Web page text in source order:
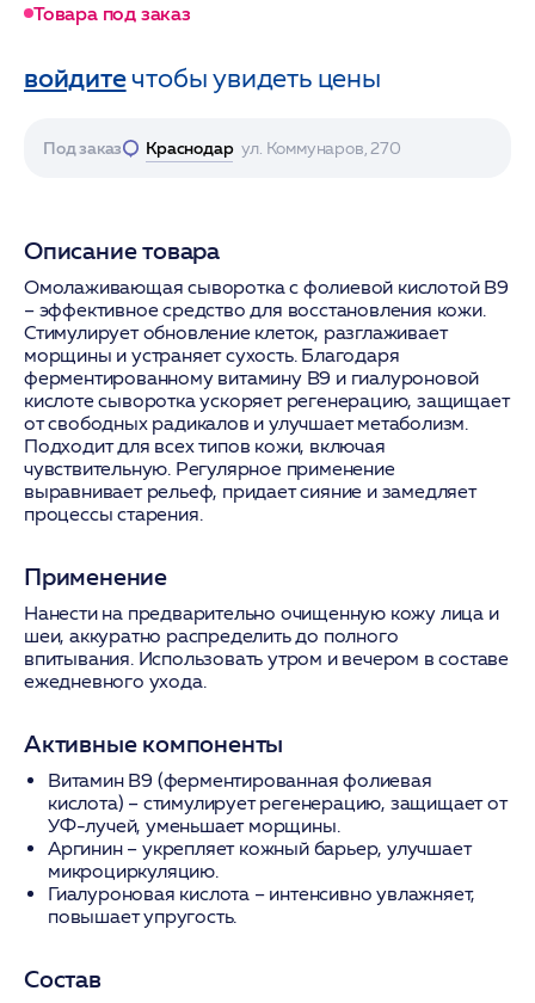
Товара под заказ
войдитечтобы увидеть цены
Под заказ Краснодар ул. Коммунаров, 270
Описание товара
Омолаживающая сыворотка с фолиевой кислотой B9
– эффективное средство для восстановления кожи.
Стимулирует обновление клеток, разглаживает
морщины и устраняет сухость. Благодаря
ферментированному витамину B9 и гиалуроновой
кислоте сыворотка ускоряет регенерацию, защищает
от свободных радикалов и улучшает метаболизм.
Подходит для всех типов кожи, включая
чувствительную. Регулярное применение
выравнивает рельеф, придает сияние и замедляет
процессы старения.
Применение
Нанести на предварительно очищенную кожу лица и
шеи, аккуратно распределить до полного
впитывания. Использовать утром и вечером в составе
ежедневного ухода.
Активные компоненты
Витамин B9 (ферментированная фолиевая
кислота) – стимулирует регенерацию, защищает от
УФ-лучей, уменьшает морщины.
Аргинин– укрепляет кожный барьер, улучшает
микроциркуляцию.
Гиалуроновая кислота – интенсивно увлажняет,
повышает упругость.
Состав